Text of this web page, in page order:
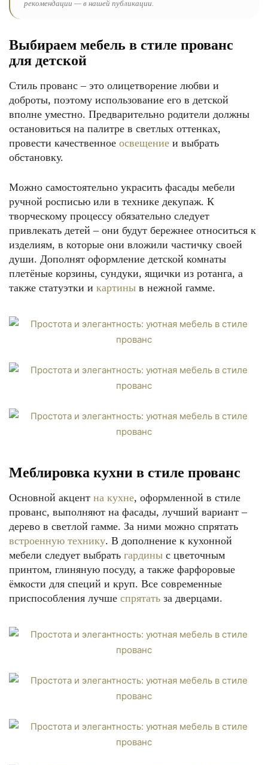
рекомендации — в нашей публикации.
Выбираем мебель в стиле прованс
для детской
Стиль прованс – это олицетворение любви и
доброты, поэтому использование его в детской
вполне уместно. Предварительно родители должны
остановиться на палитре в светлых оттенках,
провести качественное освещение и выбрать
обстановку.
Можно самостоятельно украсить фасады мебели
ручной росписью или в технике декупаж. К
творческому процессу обязательно следует
привлекать детей – они будут бережнее относиться к
изделиям, в которые они вложили частичку своей
души. Дополнят оформление детской комнаты
плетёные корзины, сундуки, ящички из ротанга, а
также статуэтки и картины в нежной гамме.
Меблировка кухни в стиле прованс
Основной акцент на кухне, оформленной в стиле
прованс, выполняют на фасады, лучший вариант –
дерево в светлой гамме. За ними можно спрятать
встроенную технику. В дополнение к кухонной
мебели следует выбрать гардины с цветочным
принтом, глиняную посуду, а также фарфоровые
ёмкости для специй и круп. Все современные
приспособления лучше спрятать за дверцами.